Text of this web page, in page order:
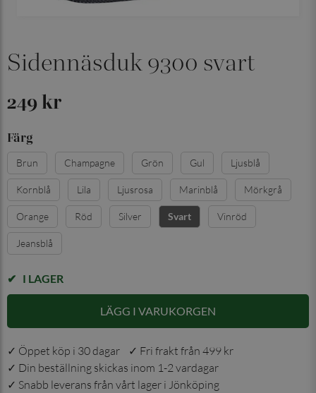
Sidennäsduk 9300 svart
249 kr
Färg
Brun Champagne Grön Gul Ljusblå
Kornblå Lila Ljusrosa Marinblå Mörkgrå
Orange Röd Silver Svart Vinröd
Jeansblå
I LAGER
LÄGG I VARUKORGEN
✓ Öppet köp i 30 dagar ✓ Fri frakt från 499 kr
✓ Din beställning skickas inom 1-2 vardagar
✓ Snabb leverans från vårt lager i Jönköping